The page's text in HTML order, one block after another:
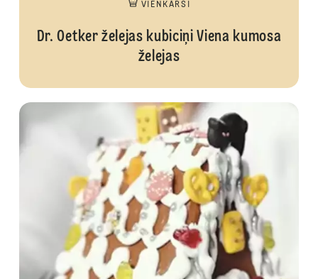
VIENKĀRŠI
Dr. Oetker želejas kubiciņi Viena kumosa
želejas